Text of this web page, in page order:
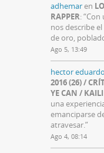
adhemaren
RAPPER: “Con
nos describe
de oro,
Ago 5, 13:49
hector
2016 (26) /
YE CAN /
una
emanciparse
atravesar.”
Ago 4, 08:14